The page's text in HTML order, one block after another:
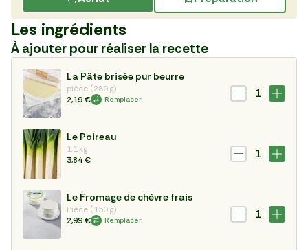
Les ingrédients
À ajouter pour réaliser la recette
La Pâte brisée pur beurre
pièce (280 g)
2,19 €
Remplacer 1
Le Poireau
1,1 kg
3,84 €
1
Le Fromage de chèvre frais
Pièce (150 g)
2,99 €
Remplacer 1